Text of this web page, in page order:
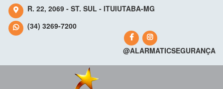
R. 22, 2069 - ST. SUL - ITUIUTABA-MG
(34) 3269-7200
@ALARMATICSEGURANÇA